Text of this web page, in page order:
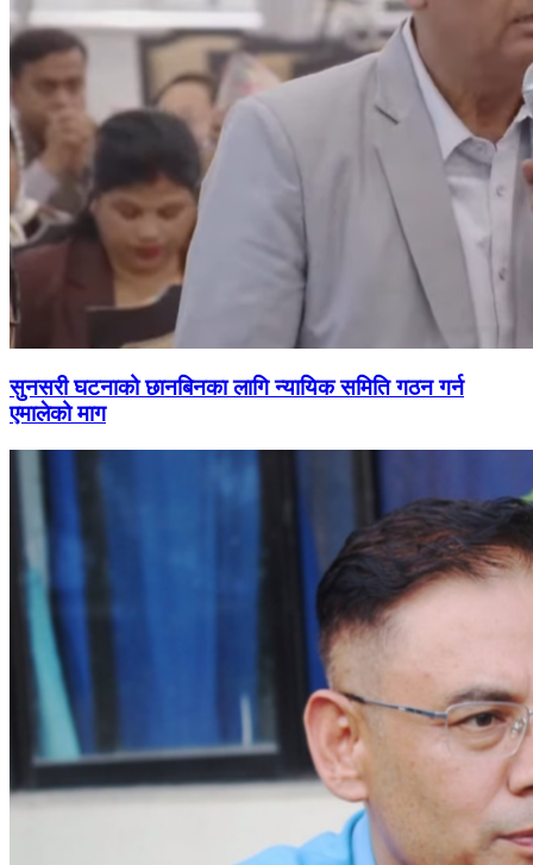
सुनसरी घटनाको छानबिनका लागि न्यायिक समिति गठन गर्न
एमालेको माग